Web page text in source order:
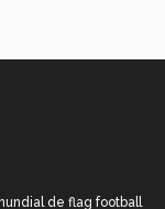
de flag football